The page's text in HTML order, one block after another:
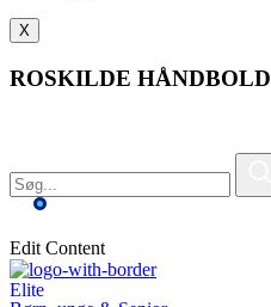
X
ROSKILDE HÅNDBOLD
Edit Content
Elite